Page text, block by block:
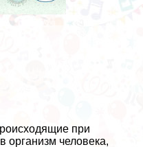
при
организм человека,